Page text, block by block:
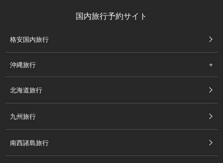
国内旅行予約サイト
格安国内旅行
沖縄旅行
北海道旅行
九州旅行
南西諸島旅行